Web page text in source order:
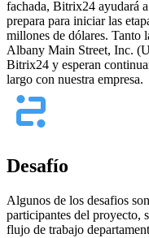
fachada, Bitrix24 ayudará
prepara para iniciar las
millones de dólares.
Albany Main Street, Inc.
Bitrix24 y esperan
largo con nuestra empresa.
Desafío
Algunos de los desafios
participantes del proyecto,
flujo de trabajo